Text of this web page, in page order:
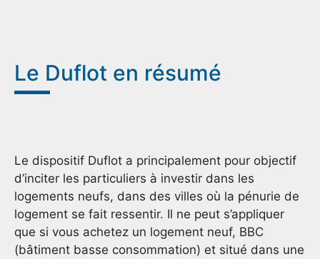
Le Duflot en résumé
Le dispositif Duflot a principalement pour objectif
d’inciter les particuliers à investir dans les
logements neufs, dans des villes où la pénurie de
logement se fait ressentir. Il ne peut s’appliquer
que si vous achetez un logement neuf, BBC
(bâtiment basse consommation) et situé dans une